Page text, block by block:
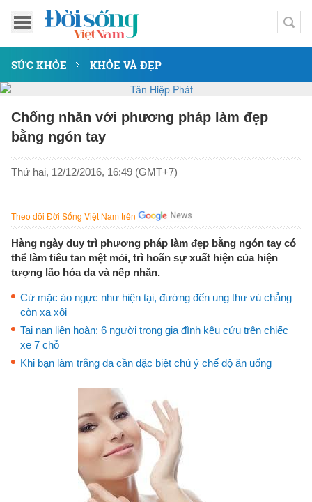
SỨC KHỎE KHỎE VÀ ĐẸP
Chống nhăn với phương pháp làm đẹp
bằng ngón tay
Thứ hai, 12/12/2016, 16:49 (GMT+7)
Theo dõi Đời Sống Việt Nam trên
Hàng ngày duy trì phương pháp làm đẹp bằng ngón tay có
thể làm tiêu tan mệt mỏi, trì hoãn sự xuất hiện của hiện
tượng lão hóa da và nếp nhăn.
Cứ mặc áo ngực như hiện tại, đường đến ung thư vú chẳng
còn xa xôi
Tai nạn liên hoàn: 6 người trong gia đình kêu cứu trên chiếc
xe 7 chỗ
Khi bạn làm trắng da cần đặc biệt chú ý chế độ ăn uống